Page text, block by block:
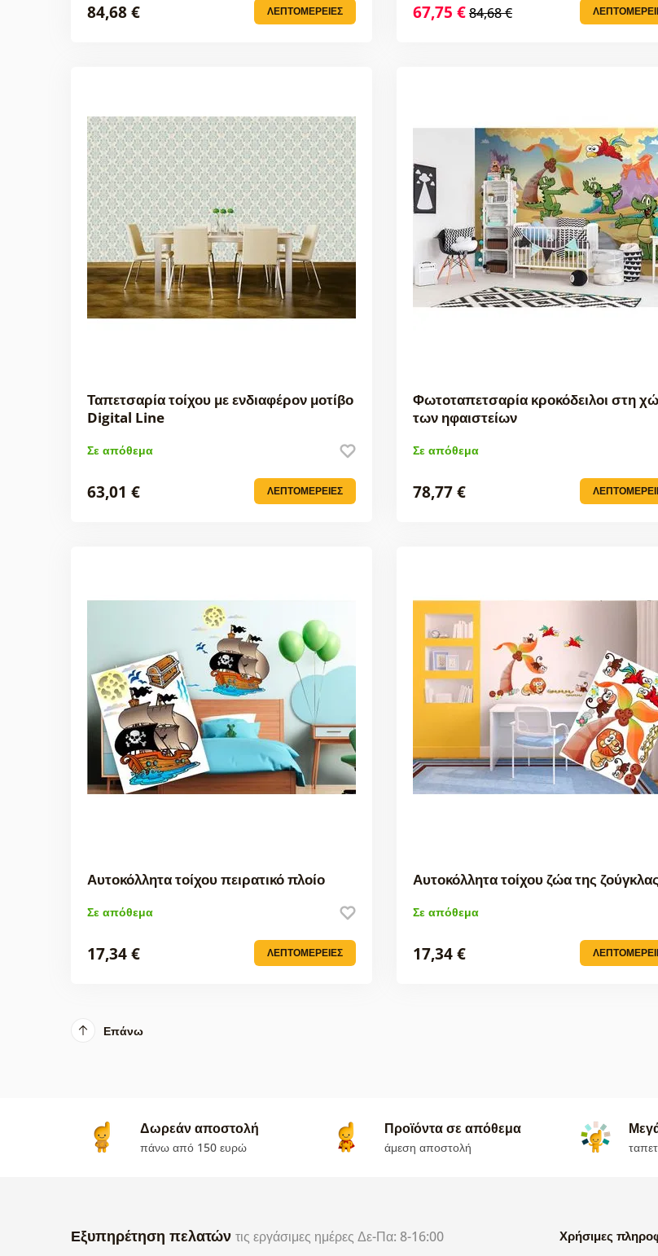
ΛΕΠΤΟΜΈΡΕΙΕΣ
84,68 € 67,75 €84,68 €
Ταπετσαρία τοίχου με ενδιαφέρον μοτίβο
Digital Line
Σε απόθεμα
ΛΕΠΤΟΜΈΡΕΙΕΣ
63,01 €
Φωτοταπετσαρία κροκόδειλοι στη
των ηφαιστείων
Σε απόθεμα
78,77 €
Αυτοκόλλητα τοίχου πειρατικό πλοίο
Σε απόθεμα
ΛΕΠΤΟΜΈΡΕΙΕΣ
17,34 €
Αυτοκόλλητα τοίχου ζώα της ζούγκλας
Σε απόθεμα
17,34 €
Επάνω
Δωρεάν αποστολή
πάνω από 150 ευρώ
Προϊόντα σε απόθεμα
άμεση αποστολή
Εξυπηρέτηση πελατών τις εργάσιμες ημέρες Δε-Πα: 8-16:00 Χρήσιμες